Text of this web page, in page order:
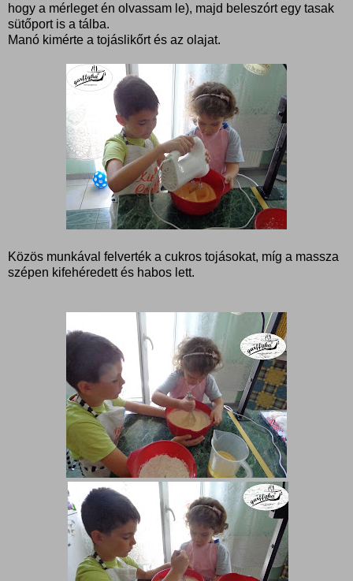
hogy a mérleget én olvassam le), majd beleszórt egy tasak
sütőport is a tálba.
Manó kimérte a tojáslikőrt és az olajat.
Közös munkával felverték a cukros tojásokat, míg a massza
szépen kifehéredett és habos lett.